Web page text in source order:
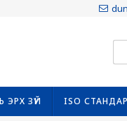
ЭРХ ЗҮЙ ISO